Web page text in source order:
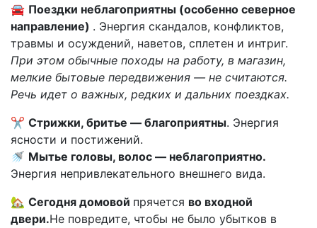
🚘 Поездки неблагоприятны (особенно северное
направление) . Энергия скандалов, конфликтов,
травмы и осуждений, наветов, сплетен и интриг.
При этом обычные походы на работу, в магазин,
мелкие бытовые передвижения — не считаются.
Речь идет о важных, редких и дальних поездках.
✂ Стрижки, бритье — благоприятны. Энергия
ясности и постижений.
🚿 Мытье головы, волос — неблагоприятно.
Энергия непривлекательного внешнего вида.
🏡 Сегодня домовой прячется во входной
двери.Не повредите, чтобы не было убытков в